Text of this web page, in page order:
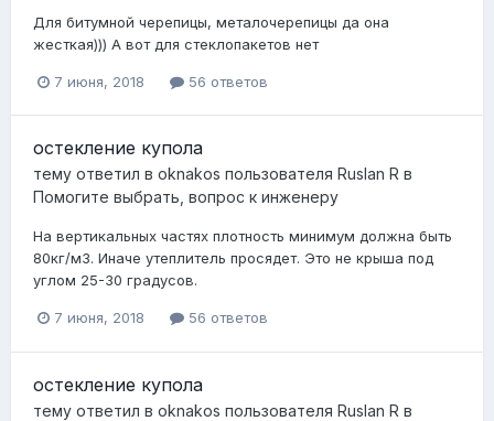
Для битумной черепицы, металочерепицы да она
жесткая))) А вот для стеклопакетов нет
7 июня, 2018 56 ответов
остекление купола
тему ответил в oknakos пользователя Ruslan R в
Помогите выбрать, вопрос к инженеру
На вертикальных частях плотность минимум должна быть
80кг/м3. Иначе утеплитель просядет. Это не крыша под
углом 25-30 градусов.
7 июня, 2018 56 ответов
остекление купола
тему ответил в oknakos пользователя Ruslan R в